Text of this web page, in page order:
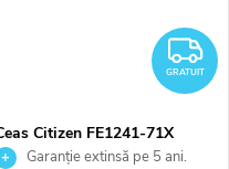
GRATUIT
Citizen FE1241-71X
Garanție extinsă pe 5 ani.